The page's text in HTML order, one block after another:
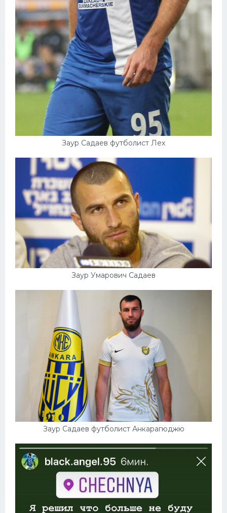
Заур Садаев футболист Лех
Заур Умарович Садаев
Заур Садаев футболист Анкарагюджю